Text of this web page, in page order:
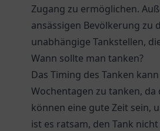
Zugang zu ermöglichen.
ansässigen Bevölkerung
unabhängige Tankstellen,
Wann sollte man tanken?
Das Timing des Tanken
Wochentagen zu tanken,
können eine gute Zeit sein,
ist es ratsam, den Tank